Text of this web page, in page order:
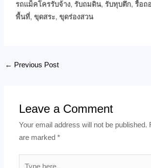
รถแม็คโครรับจ้าง,รับถมดิน,รับทุบตึก,รื้อถ
พื้นที่,ขุดสระ,ขุดร่องสวน
← Previous Post
Leave a Comment
Your email address will not be published.
are marked*